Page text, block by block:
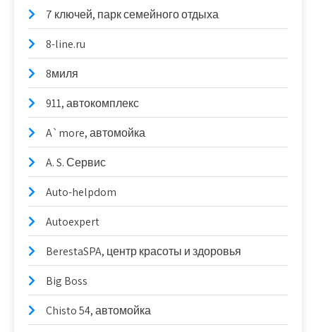
7 ключей, парк семейного отдыха
8-line.ru
8миля
911, автокомплекс
A`more, автомойка
A. S. Сервис
Auto-helpdom
Autoexpert
BerestaSPA, центр красоты и здоровья
Big Boss
Chisto 54, автомойка